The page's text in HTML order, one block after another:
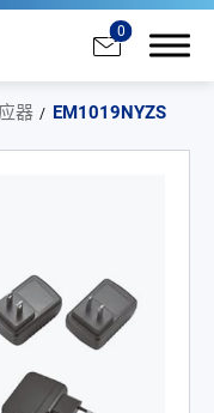
0
器 EM1019NYZS